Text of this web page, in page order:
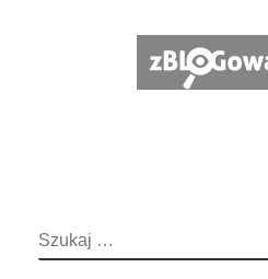
SZUKAJ